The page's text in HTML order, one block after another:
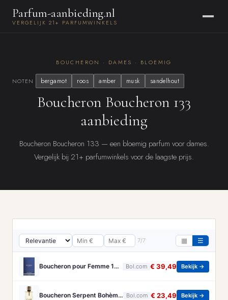
Parfum-aanbieding.nl
VERGELIJK 21+ PARFUMWINKELS
BOUCHERON · DAMES · BLOEMIG
NOTEN bergamot roos amber musk sandelhout
Boucheron Boucheron 133
aanbieding
Boucheron Boucheron 133 — een bloemig parfum voor dames.
Vergelijk bij 21+ parfumwinkels voor de laagste prijs.
7/7 ▦ ☰
Boucheron pour Femme 100 ml Eau de Parfum - Damesparfum Bol.com € 39,49 Bekijk →
Boucheron Serpent Bohème Eau de Parfum 50 ml Bol.com € 23,49 Bekijk →